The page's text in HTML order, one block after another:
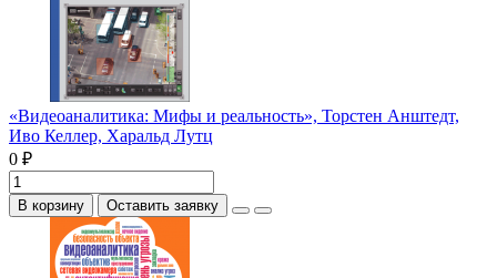
«Видеоаналитика: Мифы и реальность», Торстен Анштедт,
Иво Келлер, Харальд Лутц
0 ₽
В корзину Оставить заявку